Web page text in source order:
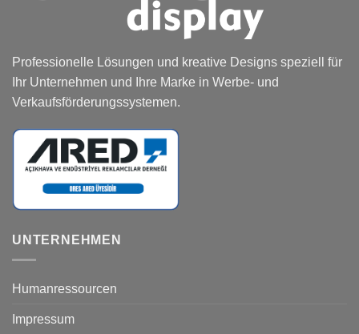
Professionelle Lösungen und kreative Designs speziell für
Ihr Unternehmen und Ihre Marke in Werbe- und
Verkaufsförderungssystemen.
UNTERNEHMEN
Humanressourcen
Impressum